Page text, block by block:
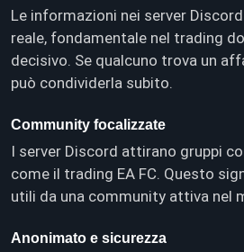
Le informazioni nei server
reale, fondamentale nel trading
decisivo. Se qualcuno trova un
può condividerla subito.
Community focalizzate
I server Discord attirano gruppi
come il trading EA FC. Questo
utili da una community attiva nel
Anonimato e sicurezza